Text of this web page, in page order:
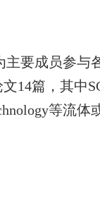
要成员参与
14篇，其中
等流体